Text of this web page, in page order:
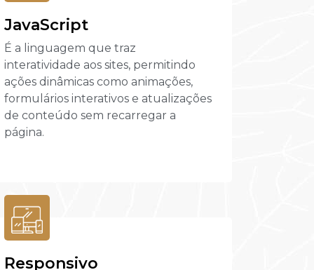
JavaScript
É a linguagem que traz
interatividade aos sites, permitindo
ações dinâmicas como animações,
formulários interativos e atualizações
de conteúdo sem recarregar a
página.
Responsivo